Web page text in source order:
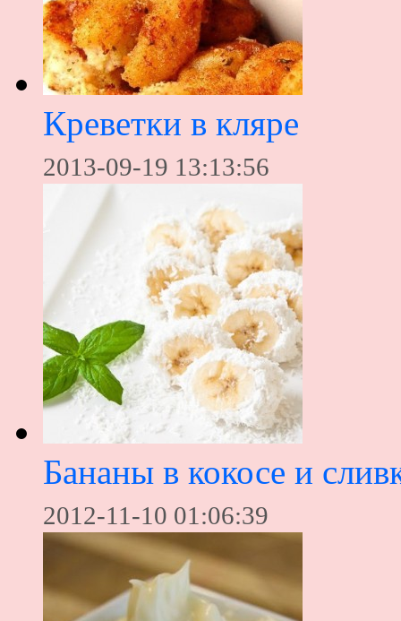
Креветки в кляре
2013-09-19 13:13:56
Бананы в кокосе и
2012-11-10 01:06:39